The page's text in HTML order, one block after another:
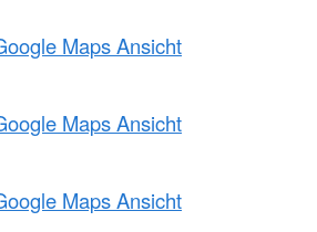
Maps Ansicht
Maps Ansicht
Maps Ansicht